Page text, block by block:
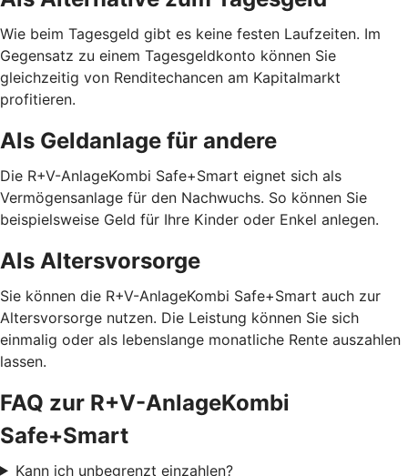
Wie beim Tagesgeld gibt es keine festen Laufzeiten. Im
Gegensatz zu einem Tagesgeldkonto können Sie
gleichzeitig von Renditechancen am Kapitalmarkt
profitieren.
Als Geldanlage für andere
Die R+V-AnlageKombi Safe+Smart eignet sich als
Vermögensanlage für den Nachwuchs. So können Sie
beispielsweise Geld für Ihre Kinder oder Enkel anlegen.
Als Altersvorsorge
Sie können die R+V-AnlageKombi Safe+Smart auch zur
Altersvorsorge nutzen. Die Leistung können Sie sich
einmalig oder als lebenslange monatliche Rente auszahlen
lassen.
FAQ zur R+V-AnlageKombi
Safe+Smart
Kann ich unbegrenzt einzahlen?